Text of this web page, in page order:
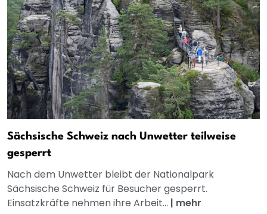
Sächsische Schweiz nach Unwetter teilweise
gesperrt
Nach dem Unwetter bleibt der Nationalpark
Sächsische Schweiz für Besucher gesperrt.
Einsatzkräfte nehmen ihre Arbeit... | mehr